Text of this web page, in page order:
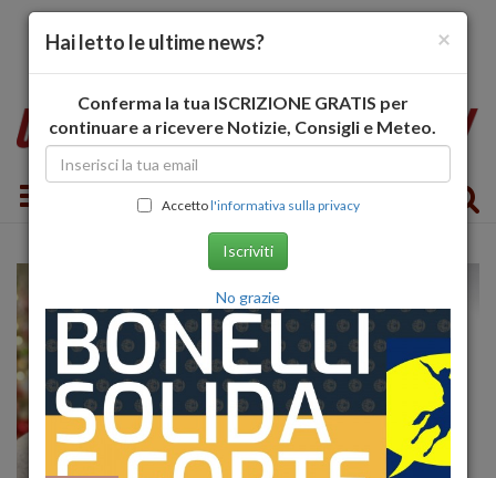
Toggle navigation
×
Hai letto le ultime news?
Conferma la tua ISCRIZIONE GRATIS per
continuare a ricevere Notizie, Consigli e Meteo.
Accettol'informativa sulla privacy
Iscriviti
No grazie